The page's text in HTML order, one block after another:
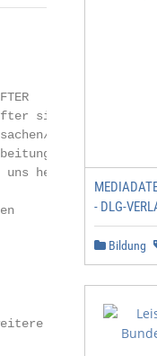
sind fest in
Prospekte
vom
uns hergestellt
4 Seiten
- DLG-
Bildung